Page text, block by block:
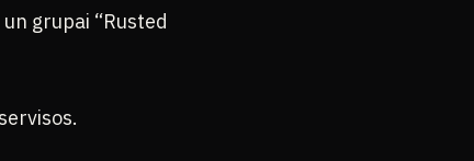
grupai “Rusted